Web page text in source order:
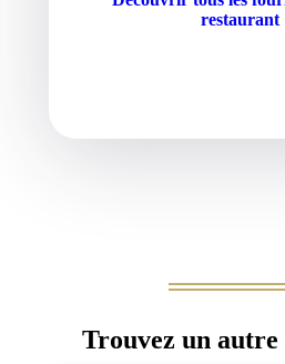
restaurant
Trouvez un